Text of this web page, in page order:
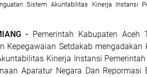
Sistem Akuntabilitas Kinerja Instansi
- Pemerintah Kabupaten Aceh
Kepegawaian Setdakab mengadakan
Kinerja Instansi Pemerintah
Aparatur Negara Dan Repormasi